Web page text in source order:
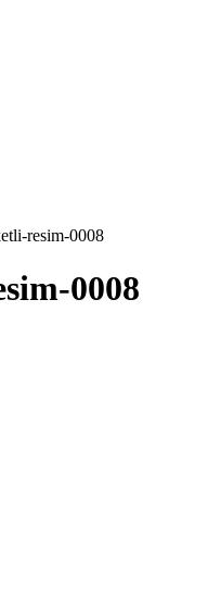
resim-0008
0008